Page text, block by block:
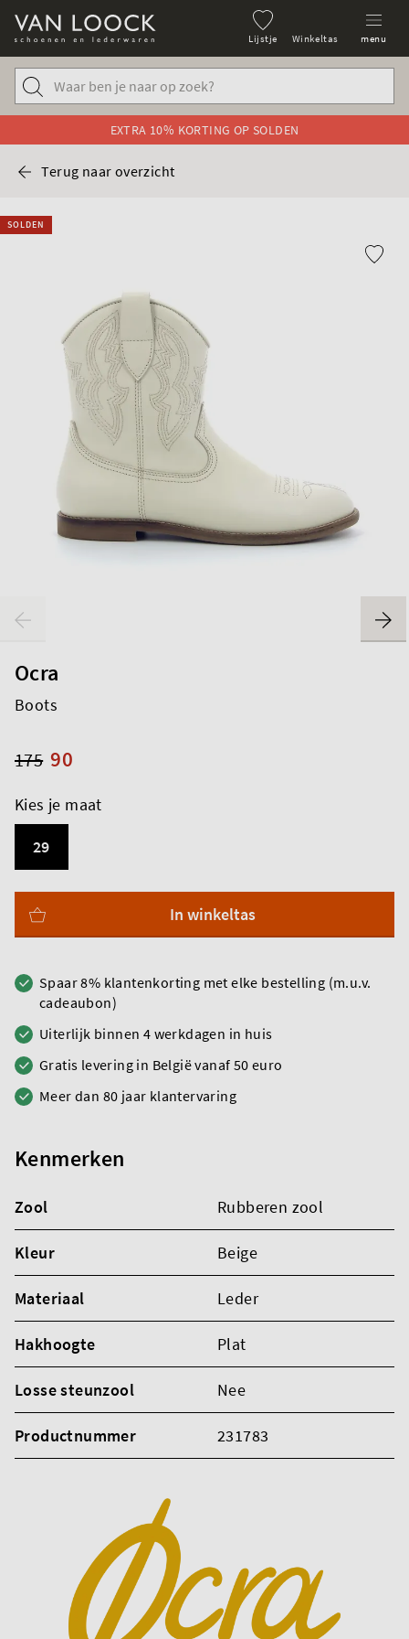
Lijstje Winkeltas menu
EXTRA 10% KORTING OP SOLDEN
Terug naar overzicht
SOLDEN
Ocra
Boots
90
175
Kies je maat
29
In winkeltas
Spaar 8% klantenkorting met elke bestelling (m.u.v.
cadeaubon)
Uiterlijk binnen 4 werkdagen in huis
Gratis levering in België vanaf 50 euro
Meer dan 80 jaar klantervaring
Kenmerken
Zool Rubberen zool
Kleur Beige
Materiaal Leder
Hakhoogte Plat
Losse steunzool Nee
Productnummer 231783